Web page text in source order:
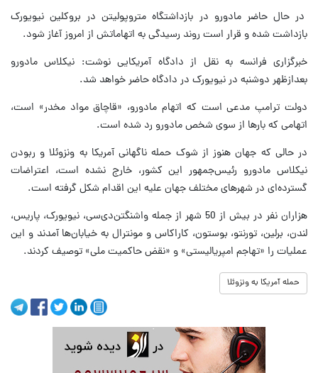
در حال حاضر مادورو در بازداشتگاه متروپولیتن در بروکلین نیویورک
بازداشت شده و قرار است روند رسیدگی به اتهاماتش از امروز آغاز شود.
خبرگزاری فرانسه به نقل از دادگاه آمریکایی نوشت: نیکلاس مادورو
بعدازظهر دوشنبه در نیویورک در دادگاه حاضر خواهد شد.
دولت ترامپ مدعی است که اتهام مادورو، «قاچاق مواد مخدر» است،
اتهامی که بارها از سوی شخص مادورو رد شده است.
در حالی که جهان هنوز از شوک حمله ناگهانی آمریکا به ونزوئلا و ربودن
نیکلاس مادورو رئیس‌جمهور این کشور، خارج نشده است، اعتراضات
گسترده‌ای در شهرهای مختلف جهان علیه این اقدام شکل گرفته است.
هزاران نفر در بیش از 50 شهر از جمله واشنگتن‌دی‌سی، نیویورک، پاریس،
لندن، برلین، تورنتو، بوستون، کاراکاس و مونترال به خیابان‌ها آمدند و این
عملیات را «تهاجم امپریالیستی» و «نقض حاکمیت ملی» توصیف کردند.
حمله آمریکا به ونزوئلا